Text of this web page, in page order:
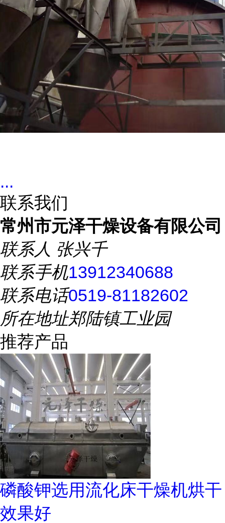
...
联系我们
常州市元泽干燥设备有限公司
联系人 张兴千
联系手机13912340688
联系电话0519-81182602
所在地址郑陆镇工业园
推荐产品
磷酸钾选用流化床干燥机烘干
效果好